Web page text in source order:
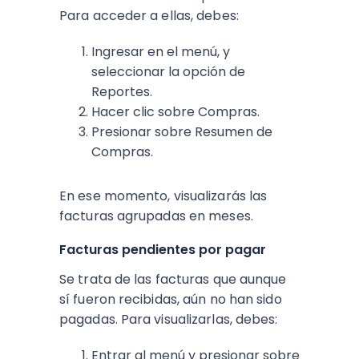
Para acceder a ellas, debes:
Ingresar en el menú, y
seleccionar la opción de
Reportes.
Hacer clic sobre Compras.
Presionar sobre Resumen de
Compras.
En ese momento, visualizarás las
facturas agrupadas en meses.
Facturas pendientes por pagar
Se trata de las facturas que aunque
sí fueron recibidas, aún no han sido
pagadas. Para visualizarlas, debes: